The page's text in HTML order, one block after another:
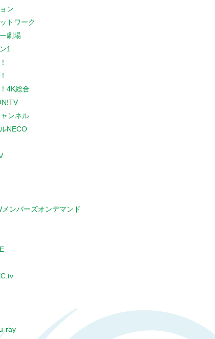
ン
トワーク
劇場
1
4K総合
ンネル
NECO
メンバーズオンデマンド
ray